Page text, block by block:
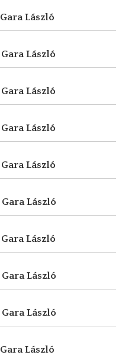
Gara László
Gara László
Gara László
Gara László
Gara László
Gara László
Gara László
Gara László
Gara László
Gara László